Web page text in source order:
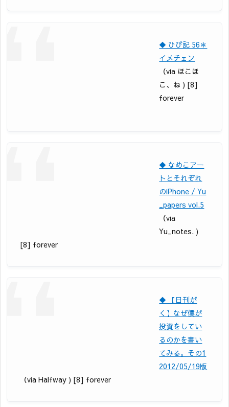
◆ ひび記 56＊
イメチェン
（via ほこほ
こ、ね ) [8]
forever
◆ なめこアー
トとそれぞれ
のiPhone / Yu
_papers vol.5
（via
Yu_notes. )
[8] forever
◆ 【日刊が
く】なぜ僕が
投資をしてい
るのかを書い
てみる。その1
2012/05/19版
（via Halfway ) [8] forever